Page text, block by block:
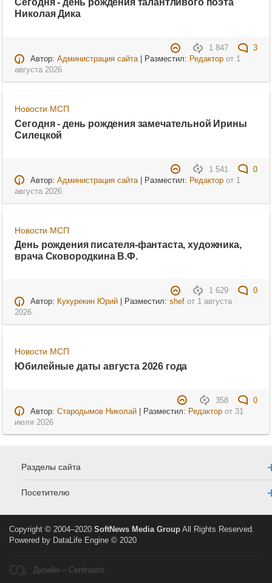
Николая Дика
1 847
3
Автор: Администрация сайта| Разместил: Редакторот 1
августа 2026
Новости МСП
Сегодня - день рождения замечательной Ирины
Силецкой
1 541
0
Автор: Администрация сайта| Разместил: Редакторот 1
августа 2026
Новости МСП
День рождения писателя-фантаста, художника,
врача Сковородкина В.Ф.
1 629
0
Автор: Кукурекин Юрий| Разместил: shefот 1 августа
2026
Новости МСП
Юбилейные даты августа 2026 года
358
0
Автор: Стародымов Николай| Разместил: Редакторот 31
июля 2026
Разделы сайта
Посетителю
Copyright © 2004–2020 SoftNews Media Group All Rights Reserved.
Powered by DataLife Engine © 2020
Дизайн – Centroarts